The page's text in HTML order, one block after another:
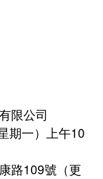
助案
及查詢平臺
限公司
期一）上午10
路109號（更